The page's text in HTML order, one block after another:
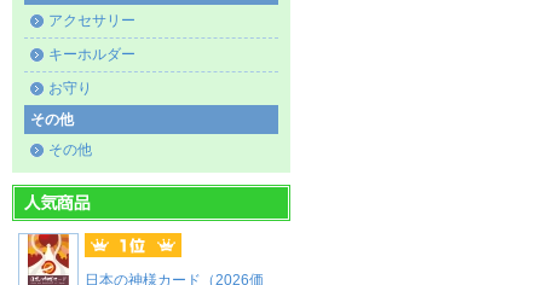
アクセサリー
キーホルダー
お守り
その他
その他
日本の神様カード（2026価